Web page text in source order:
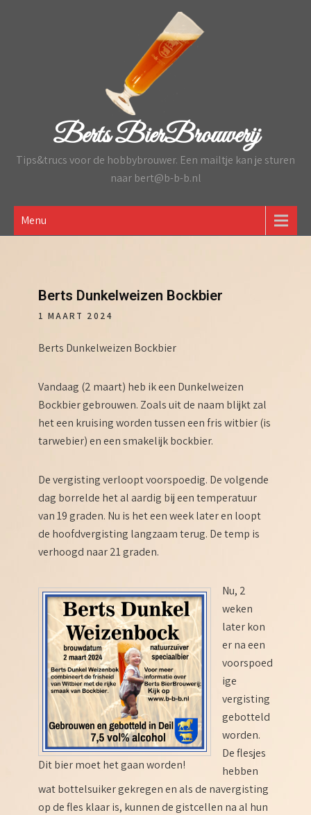
Berts BierBrouwerij
Tips&trucs voor de hobbybrouwer. Een mailtje kan je sturen
naar bert@b-b-b.nl
Menu
Berts Dunkelweizen Bockbier
1 MAART 2024
Berts Dunkelweizen Bockbier
Vandaag (2 maart) heb ik een Dunkelweizen
Bockbier gebrouwen. Zoals uit de naam blijkt zal
het een kruising worden tussen een fris witbier (is
tarwebier) en een smakelijk bockbier.
De vergisting verloopt voorspoedig. De volgende
dag borrelde het al aardig bij een temperatuur
van 19 graden. Nu is het een week later en loopt
de hoofdvergisting langzaam terug. De temp is
verhoogd naar 21 graden.
Dit bier moet het gaan worden!
Nu, 2
weken
later kon
er na een
voorspoed
ige
vergisting
gebotteld
worden.
De flesjes
hebben
wat bottelsuiker gekregen en als de navergisting
op de fles klaar is, kunnen de gistcellen na al hun